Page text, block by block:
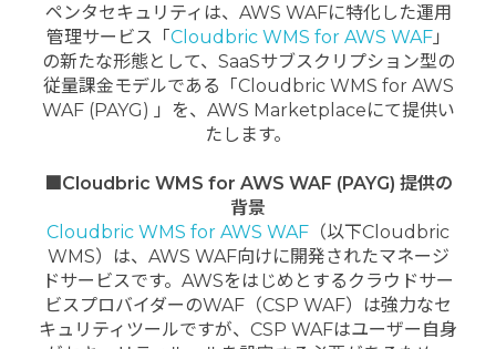
ペンタセキュリティは、AWS WAFに特化した運用
管理サービス「Cloudbric WMS for AWS WAF」
の新たな形態として、SaaSサブスクリプション型の
従量課金モデルである「Cloudbric WMS for AWS
WAF (PAYG) 」を、AWS Marketplaceにて提供い
たします。
■Cloudbric WMS for AWS WAF (PAYG) 提供の
背景
Cloudbric WMS for AWS WAF （以下Cloudbric
WMS）は、AWS WAF向けに開発されたマネージ
ドサービスです。AWSをはじめとするクラウドサー
ビスプロバイダーのWAF（CSP WAF）は強力なセ
キュリティツールですが、CSP WAFはユーザー自身